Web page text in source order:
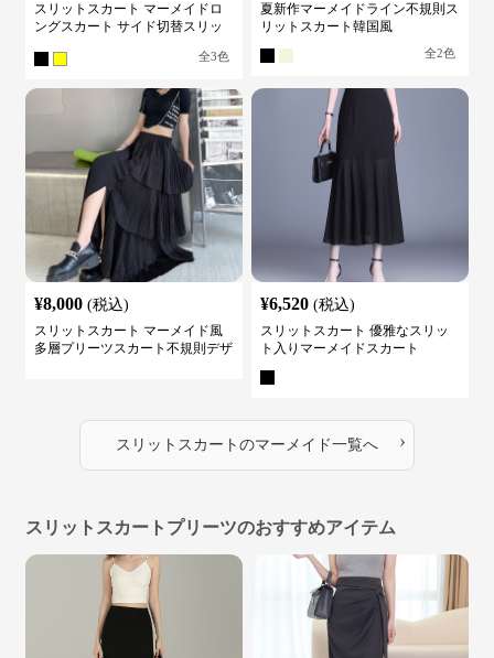
スリットスカート マーメイドロ
ングスカート サイド切替スリッ
全3色
夏新作マーメイドライン不規則ス
リットスカート韓国風
全2色
¥8,000 (税込)
スリットスカート マーメイド風
多層プリーツスカート不規則デザ
¥6,520 (税込)
スリットスカート 優雅なスリッ
ト入りマーメイドスカート
スリットスカート のマーメイド一覧へ ›
スリットスカートプリーツのおすすめアイテム